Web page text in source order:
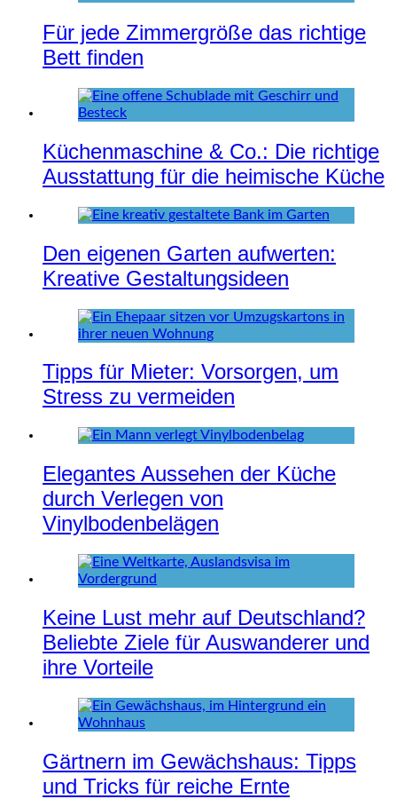
Für jede Zimmergröße das richtige
Bett finden
Küchenmaschine & Co.: Die richtige
Ausstattung für die heimische Küche
Den eigenen Garten aufwerten:
Kreative Gestaltungsideen
Tipps für Mieter: Vorsorgen, um
Stress zu vermeiden
Elegantes Aussehen der Küche
durch Verlegen von
Vinylbodenbelägen
Keine Lust mehr auf Deutschland?
Beliebte Ziele für Auswanderer und
ihre Vorteile
Gärtnern im Gewächshaus: Tipps
und Tricks für reiche Ernte